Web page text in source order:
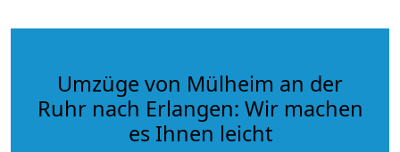
Umzüge von Mülheim an der
Ruhr nach Erlangen: Wir machen
es Ihnen leicht